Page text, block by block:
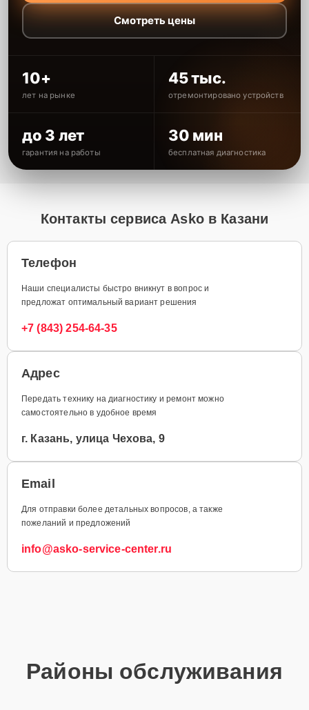
Смотреть цены
10+
лет на рынке
45 тыс.
отремонтировано устройств
до 3 лет
гарантия на работы
30 мин
бесплатная диагностика
Контакты сервиса Asko в Казани
Телефон
Наши специалисты быстро вникнут в вопрос и
предложат оптимальный вариант решения
+7 (843) 254-64-35
Адрес
Передать технику на диагностику и ремонт можно
самостоятельно в удобное время
г. Казань, улица Чехова, 9
Email
Для отправки более детальных вопросов, а также
пожеланий и предложений
info@asko-service-center.ru
Районы обслуживания